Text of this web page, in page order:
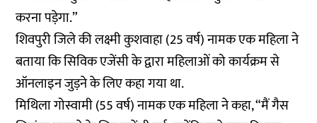
करना पड़ेगा.”
शिवपुरी जिले की लक्ष्मी कुशवाहा (25 वर्ष) नामक एक महिला ने
बताया कि सिविक एजेंसी के द्वारा महिलाओं को कार्यक्रम से
ऑनलाइन जुड़ने के लिए कहा गया था.
मिथिला गोस्वामी (55 वर्ष) नामक एक महिला ने कहा, “मैं गैस